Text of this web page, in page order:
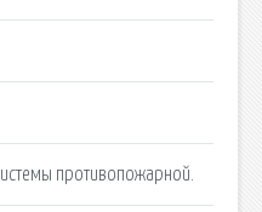
противопожарной.